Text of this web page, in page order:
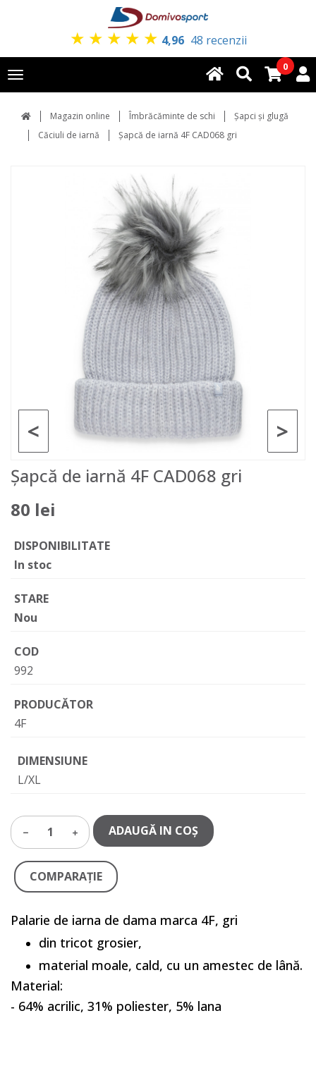
★ ★ ★ ★ ★ 4,96 48 recenzii
Toggle
navigation
0
Magazin online Îmbrăcăminte de schi
Şapci şi glugă
Căciuli de iarnă
Șapcă de iarnă 4F CAD068 gri
>
<
Șapcă de iarnă 4F CAD068 gri
80 lei
DISPONIBILITATE
In stoc
STARE
Nou
COD
992
PRODUCĂTOR
4F
DIMENSIUNE
L/XL
1 ADAUGĂ IN COŞ
COMPARAŢIE
Palarie de iarna de dama marca 4F, gri
din tricot grosier,
material moale, cald, cu un amestec de lână.
Material:
- 64% acrilic, 31% poliester, 5% lana